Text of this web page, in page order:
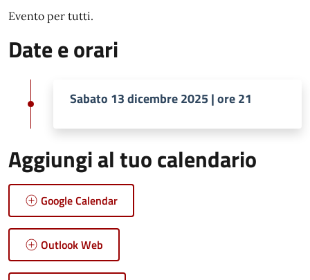
Evento per tutti.
Date e orari
Sabato 13 dicembre 2025 | ore 21
Aggiungi al tuo calendario
Google Calendar
Outlook Web